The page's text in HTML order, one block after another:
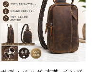
旅行 アウトドア ギフト プ
レゼント 父の日 3Qee 35
1025_ee